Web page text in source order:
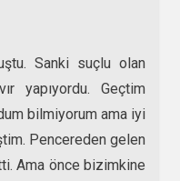
Sanki suçlu olan
yapıyordu. Geçtim
bilmiyorum ama iyi
Pencereden gelen
Ama önce bizimkine